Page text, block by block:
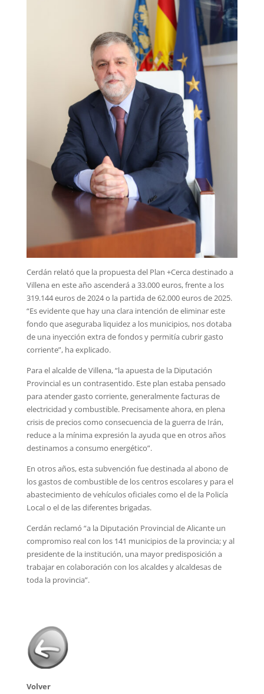
Cerdán relató que la propuesta del Plan +Cerca destinado a
Villena en este año ascenderá a 33.000 euros, frente a los
319.144 euros de 2024 o la partida de 62.000 euros de 2025.
“Es evidente que hay una clara intención de eliminar este
fondo que aseguraba liquidez a los municipios, nos dotaba
de una inyección extra de fondos y permitía cubrir gasto
corriente”, ha explicado.
Para el alcalde de Villena, “la apuesta de la Diputación
Provincial es un contrasentido. Este plan estaba pensado
para atender gasto corriente, generalmente facturas de
electricidad y combustible. Precisamente ahora, en plena
crisis de precios como consecuencia de la guerra de Irán,
reduce a la mínima expresión la ayuda que en otros años
destinamos a consumo energético”.
En otros años, esta subvención fue destinada al abono de
los gastos de combustible de los centros escolares y para el
abastecimiento de vehículos oficiales como el de la Policía
Local o el de las diferentes brigadas.
Cerdán reclamó “a la Diputación Provincial de Alicante un
compromiso real con los 141 municipios de la provincia; y al
presidente de la institución, una mayor predisposición a
trabajar en colaboración con los alcaldes y alcaldesas de
toda la provincia”.
Volver